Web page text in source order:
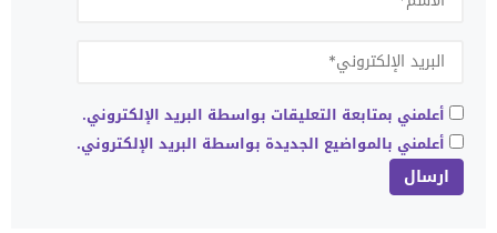
أعلمني بمتابعة التعليقات بواسطة البريد الإلكتروني.
أعلمني بالمواضيع الجديدة بواسطة البريد الإلكتروني.